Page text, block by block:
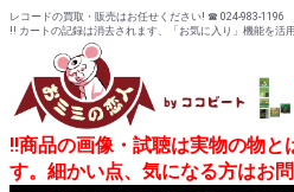
レコードの買取・販売はお任せください! ☎ 024-983-1196
!! カートの記録は消去されます、「お気に入り」機能を活用
!!商品の画像・試聴は実物の物と
す。細かい点、気になる方はお